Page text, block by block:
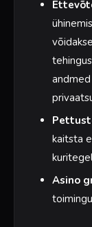
kaitsta
Asino